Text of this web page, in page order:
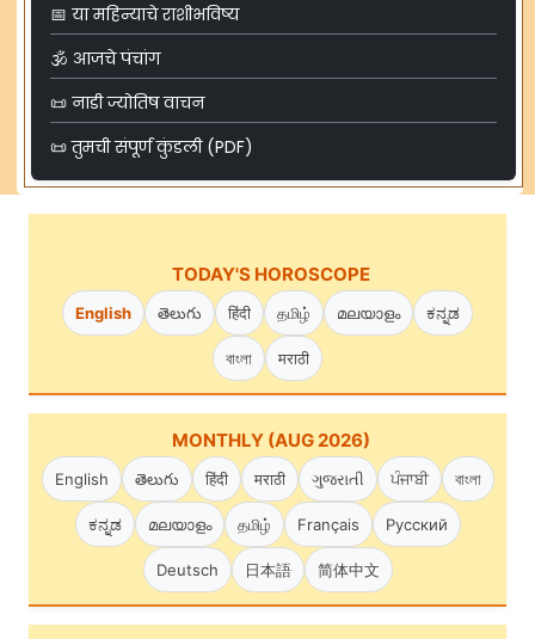
📅 या महिन्याचे राशीभविष्य
🕉️ आजचे पंचांग
📜 नाडी ज्योतिष वाचन
📜 तुमची संपूर्ण कुंडली (PDF)
TODAY'S HOROSCOPE
English తెలుగు हिंदी தமிழ் മലയാളം ಕನ್ನಡ
বাংলা मराठी
MONTHLY (AUG 2026)
English తెలుగు हिंदी मराठी ગુજરાતી ਪੰਜਾਬੀ বাংলা
ಕನ್ನಡ മലയാളം தமிழ் Français Русский
Deutsch 日本語 简体中文